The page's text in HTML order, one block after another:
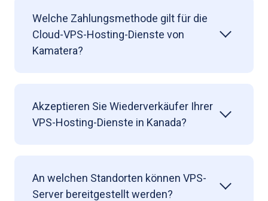
Welche Zahlungsmethode gilt für die
Cloud-VPS-Hosting-Dienste von
Kamatera?
Akzeptieren Sie Wiederverkäufer Ihrer
VPS-Hosting-Dienste in Kanada?
An welchen Standorten können VPS-
Server bereitgestellt werden?